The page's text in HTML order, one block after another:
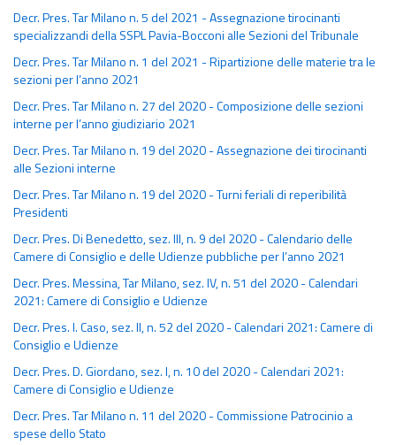
Decr. Pres. Tar Milano n. 5 del 2021 - Assegnazione tirocinanti
specializzandi della SSPL Pavia-Bocconi alle Sezioni del Tribunale
Decr. Pres. Tar Milano n. 1 del 2021 - Ripartizione delle materie tra le
sezioni per l’anno 2021
Decr. Pres. Tar Milano n. 27 del 2020 - Composizione delle sezioni
interne per l’anno giudiziario 2021
Decr. Pres. Tar Milano n. 19 del 2020 - Assegnazione dei tirocinanti
alle Sezioni interne
Decr. Pres. Tar Milano n. 19 del 2020 - Turni feriali di reperibilità
Presidenti
Decr. Pres. Di Benedetto, sez. III, n. 9 del 2020 - Calendario delle
Camere di Consiglio e delle Udienze pubbliche per l’anno 2021
Decr. Pres. Messina, Tar Milano, sez. IV, n. 51 del 2020 - Calendari
2021: Camere di Consiglio e Udienze
Decr. Pres. I. Caso, sez. II, n. 52 del 2020 - Calendari 2021: Camere di
Consiglio e Udienze
Decr. Pres. D. Giordano, sez. I, n. 10 del 2020 - Calendari 2021:
Camere di Consiglio e Udienze
Decr. Pres. Tar Milano n. 11 del 2020 - Commissione Patrocinio a
spese dello Stato